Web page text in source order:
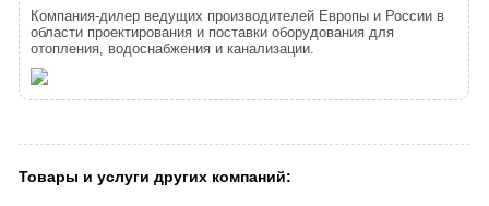
Компания-дилер ведущих производителей Европы и России в
области проектирования и поставки оборудования для
отопления, водоснабжения и канализации.
Товары и услуги других компаний: